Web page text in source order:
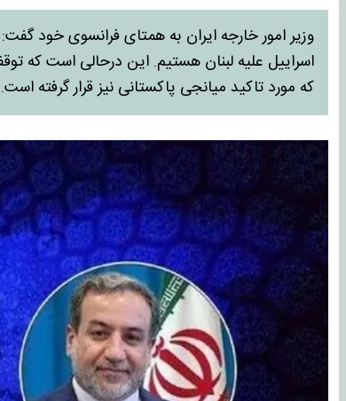
وزیر امور خارجه ایران به همتای فرانسوی خود
اسراییل علیه لبنان هستیم. این درحالی است
که مورد تاکید میانجی پاکستانی نیز قرار گرفته است.